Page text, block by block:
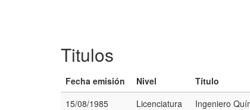
Titulos
Fecha emisión Nivel Título
15/08/1985
Licenciatura Ingeniero